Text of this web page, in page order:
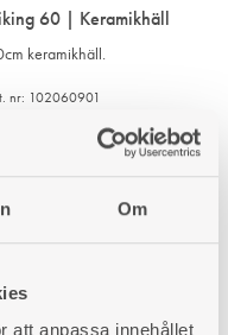
Om
att anpassa innehållet
60 | Keramikhäll
keramikhäll.
nr: 102060901